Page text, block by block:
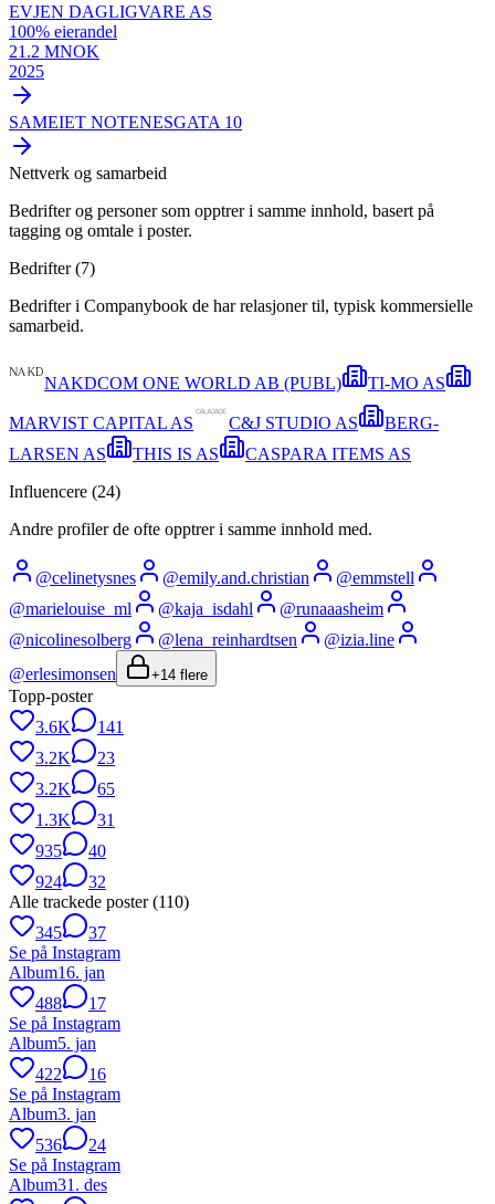
EVJEN DAGLIGVARE AS
100% eierandel
21.2 MNOK
2025
SAMEIET NOTENESGATA 10
Nettverk og samarbeid
Bedrifter og personer som opptrer i samme innhold, basert på
tagging og omtale i poster.
Bedrifter (7)
Bedrifter i Companybook de har relasjoner til, typisk kommersielle
samarbeid.
NAKDCOM ONE WORLD AB (PUBL) TI-MO AS
MARVIST CAPITAL AS C&J STUDIO AS
BERG-
LARSEN AS
THIS IS AS
CASPARA ITEMS AS
Influencere (24)
Andre profiler de ofte opptrer i samme innhold med.
@celinetysnes @emily.and.christian @emmstell
@marielouise_ml @kaja_isdahl @runaaasheim
@nicolinesolberg @lena_reinhardtsen @izia.line
@erlesimonsen +14 flere
Topp-poster
3.6K
141
3.2K
23
3.2K
65
1.3K
31
935
40
924
32
Alle trackede poster (110)
345
37
Se på Instagram
Album16. jan
488
17
Se på Instagram
Album5. jan
422
16
Se på Instagram
Album3. jan
536
24
Se på Instagram
Album31. des